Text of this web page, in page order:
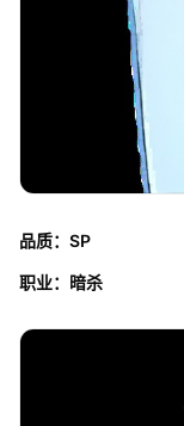
品质：SP
职业：暗杀